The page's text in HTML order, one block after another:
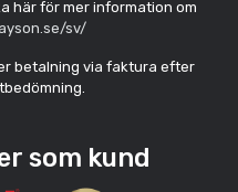
här för mer information om
sv/
betalning via faktura efter
som kund